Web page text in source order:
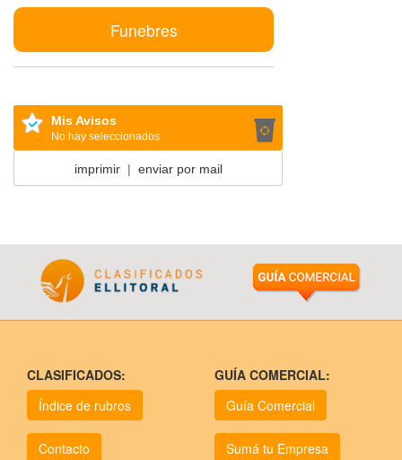
Funebres
Mis Avisos
No hay seleccionados
imprimir| enviar por mail
CLASIFICADOS:
Índice de rubros
Contacto
GUÍA COMERCIAL:
Guía Comercial
Sumá tu Empresa